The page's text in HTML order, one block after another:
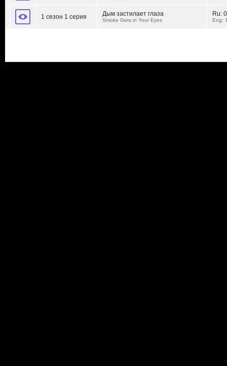
1 сезон 1 серия Дым застилает глаза
Smoke Gets in Your Eyes
Ru:
Eng: